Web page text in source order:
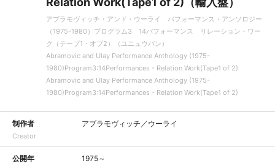
アブラモヴィッチ・アンド・ウーライ パフォーマンス・アンソロジー
（1975-1980）プログラム3 14パフォーマンス リレーション・ワー
ク（テープ1・オブ2）（ユニュウバン）
Abramovic and Ulay Performance Anthology (1975-
1980)Program3:14Performances - Relation Work(Tape1 of 2)
Abramovic and Ulay Performance Anthology (1975-
1980)Program3:14Performances - Relation Work(Tape1 of 2)
制作者
Creator
アブラモヴィッチ／ウーライ
公開年 1975～